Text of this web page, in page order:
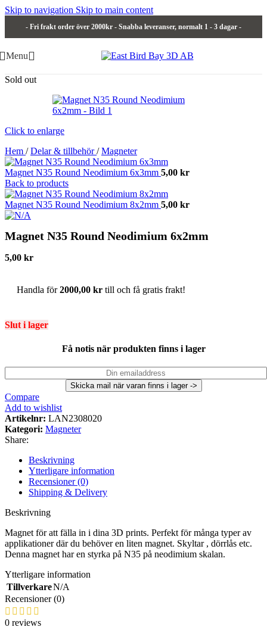
Skip to navigation Skip to main content
- Fri frakt order över 2000kr - Snabba leveranser, normalt 1 - 3 dagar -
Menu
Sold out
Click to enlarge
Hem / Delar & tillbehör/ Magneter
Magnet N35 Round Neodimium 6x3mm 5,00 kr
Back to products
Magnet N35 Round Neodimium 8x2mm 5,00 kr
Magnet N35 Round Neodimium 6x2mm
5,00 kr
Handla för2000,00 kr till och få gratis frakt!
Slut i lager
Få notis när produkten finns i lager
Compare
Add to wishlist
Artikelnr: LAN2308020
Kategori: Magneter
Share:
Beskrivning
Ytterligare information
Recensioner (0)
Shipping & Delivery
Beskrivning
Magnet för att fälla in i dina 3D prints. Perfekt för många typer av
applikationer där du behöver en liten magnet. Skyltar , dörrlås etc.
Denna magnet har en styrka på N35 på neodimium skalan.
Ytterligare information
TillverkareN/A
Recensioner (0)
0 reviews